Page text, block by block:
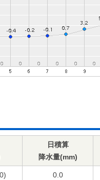
日積算
降水量(mm)
0.0